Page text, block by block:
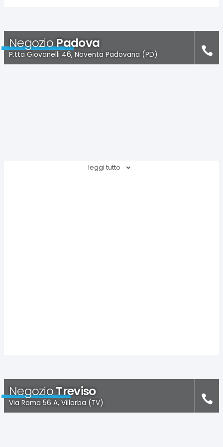
NegozioPadova
P.tta Giovanelli 46, Noventa Padovana (PD)
leggi tutto
NegozioTreviso
Via Roma 56 A, Villorba (TV)